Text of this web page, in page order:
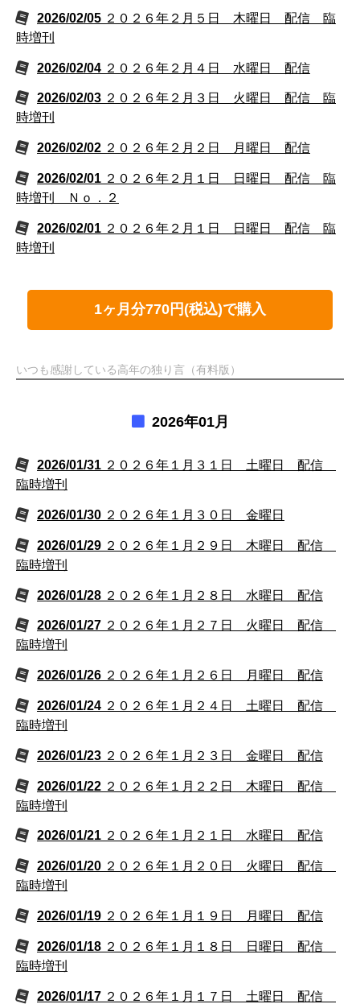
2026/02/05 ２０２６年２月５日 木曜日 配信 臨
時増刊
2026/02/04 ２０２６年２月４日 水曜日 配信
2026/02/03 ２０２６年２月３日 火曜日 配信 臨
時増刊
2026/02/02 ２０２６年２月２日 月曜日 配信
2026/02/01 ２０２６年２月１日 日曜日 配信 臨
時増刊 Ｎｏ．２
2026/02/01 ２０２６年２月１日 日曜日 配信 臨
時増刊
1ヶ月分770円(税込)で購入
いつも感謝している高年の独り言（有料版）
2026年01月
2026/01/31 ２０２６年１月３１日 土曜日 配信
臨時増刊
2026/01/30 ２０２６年１月３０日 金曜日
2026/01/29 ２０２６年１月２９日 木曜日 配信
臨時増刊
2026/01/28 ２０２６年１月２８日 水曜日 配信
2026/01/27 ２０２６年１月２７日 火曜日 配信
臨時増刊
2026/01/26 ２０２６年１月２６日 月曜日 配信
2026/01/24 ２０２６年１月２４日 土曜日 配信
臨時増刊
2026/01/23 ２０２６年１月２３日 金曜日 配信
2026/01/22 ２０２６年１月２２日 木曜日 配信
臨時増刊
2026/01/21 ２０２６年１月２１日 水曜日 配信
2026/01/20 ２０２６年１月２０日 火曜日 配信
臨時増刊
2026/01/19 ２０２６年１月１９日 月曜日 配信
2026/01/18 ２０２６年１月１８日 日曜日 配信
臨時増刊
2026/01/17 ２０２６年１月１７日 土曜日 配信